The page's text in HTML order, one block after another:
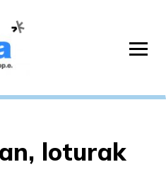
loturak